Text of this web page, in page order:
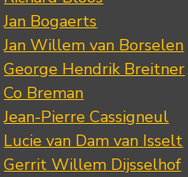
Jan Bogaerts
Jan Willem van Borselen
George Hendrik Breitner
Co Breman
Jean-Pierre Cassigneul
Lucie van Dam van Isselt
Gerrit Willem Dijsselhof